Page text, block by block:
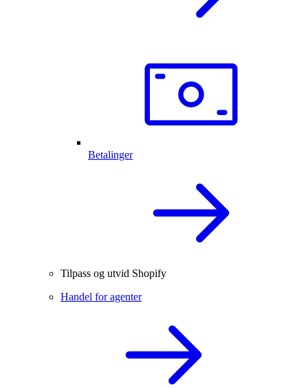
Betalinger
Tilpass og utvid Shopify
Handel for agenter